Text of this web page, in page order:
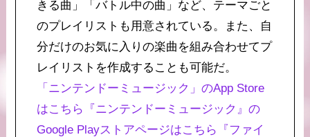
きる曲」「バトル中の曲」など、テーマごと
のプレイリストも用意されている。また、自
分だけのお気に入りの楽曲を組み合わせてプ
レイリストを作成することも可能だ。
「ニンテンドーミュージック」のApp Store
はこちら
『ニンテンドーミュージック』の
Google Playストアページはこちら
『ファイ